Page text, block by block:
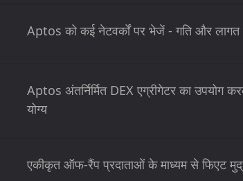
Aptos को कई नेटवर्कों पर भेजें - गति और
Aptos अंतर्निर्मित DEX एग्रीगेटर का
योग्य
एकीकृत ऑफ-रैंप प्रदाताओं के माध्यम से फिएट